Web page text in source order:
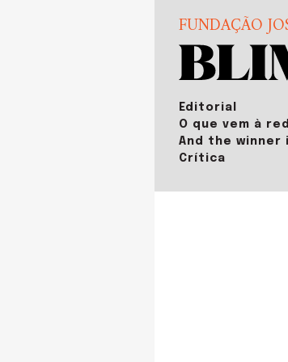
FUNDAÇÃO
Editorial
O que vem à
And the winner
Crítica